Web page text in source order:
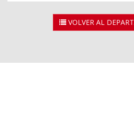
VOLVER AL